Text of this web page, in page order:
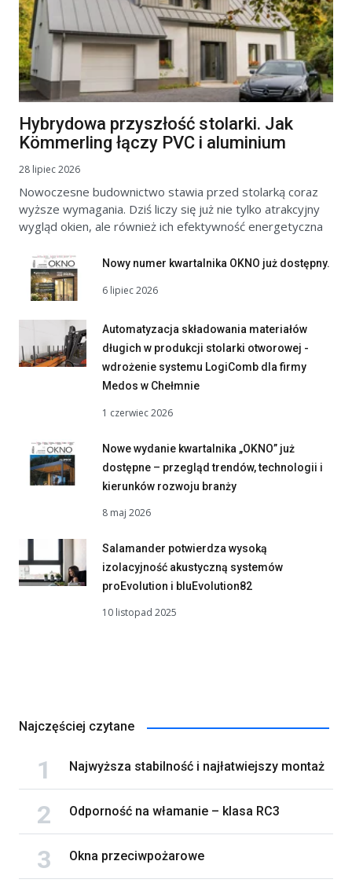
Hybrydowa przyszłość stolarki. Jak
Kömmerling łączy PVC i aluminium
28 lipiec 2026
Nowoczesne budownictwo stawia przed stolarką coraz
wyższe wymagania. Dziś liczy się już nie tylko atrakcyjny
wygląd okien, ale również ich efektywność energetyczna
Nowy numer kwartalnika OKNO już dostępny.
6 lipiec 2026
Automatyzacja składowania materiałów
długich w produkcji stolarki otworowej -
wdrożenie systemu LogiComb dla firmy
Medos w Chełmnie
1 czerwiec 2026
Nowe wydanie kwartalnika „OKNO” już
dostępne – przegląd trendów, technologii i
kierunków rozwoju branży
8 maj 2026
Salamander potwierdza wysoką
izolacyjność akustyczną systemów
proEvolution i bluEvolution82
10 listopad 2025
Najczęściej czytane
Najwyższa stabilność i najłatwiejszy montaż
Odporność na włamanie – klasa RC3
Okna przeciwpożarowe